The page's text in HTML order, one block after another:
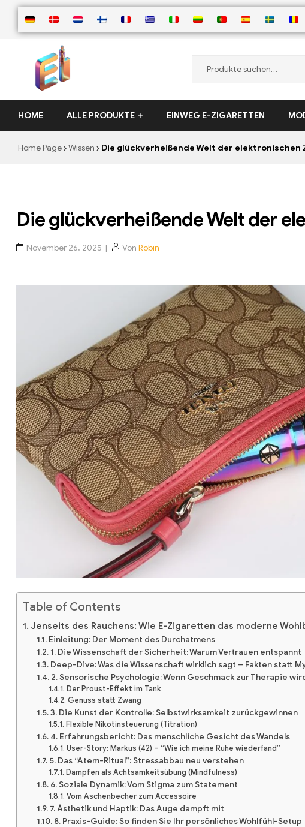
ElementVape.de
HOME ALLE PRODUKTE EINWEG E-ZIGARETTEN
Home Page Wissen Die glückverheißende Welt der elektronischen
Die glückverheißende Welt der
November 26, 2025 Von Robin
Table of Contents
Jenseits des Rauchens: Wie E-Zigaretten das moderne
Einleitung: Der Moment des Durchatmens
1. Die Wissenschaft der Sicherheit: Warum Vertrauen entspannt
Deep-Dive: Was die Wissenschaft wirklich sagt – Fakten statt
2. Sensorische Psychologie: Wenn Geschmack zur Therapie
Der Proust-Effekt im Tank
Genuss statt Zwang
3. Die Kunst der Kontrolle: Selbstwirksamkeit zurückgewinnen
Flexible Nikotinsteuerung (Titration)
4. Erfahrungsbericht: Das menschliche Gesicht des Wandels
User-Story: Markus (42) – “Wie ich meine Ruhe wiederfand”
5. Das “Atem-Ritual”: Stressabbau neu verstehen
Dampfen als Achtsamkeitsübung (Mindfulness)
6. Soziale Dynamik: Vom Stigma zum Statement
Vom Aschenbecher zum Accessoire
7. Ästhetik und Haptik: Das Auge dampft mit
8. Praxis-Guide: So finden Sie Ihr persönliches Wohlfühl-Setup